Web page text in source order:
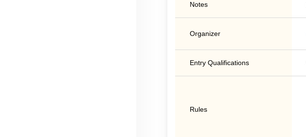
Notes
Organizer
Entry Qualifications
Rules